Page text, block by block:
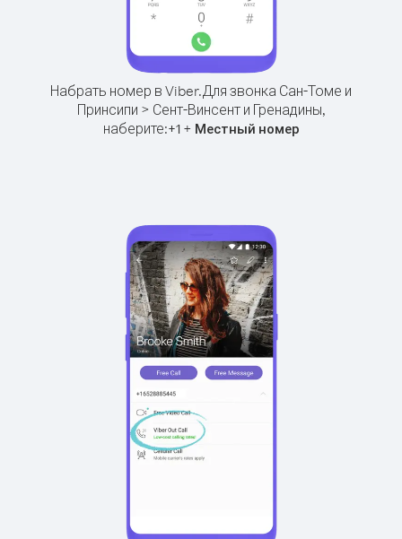
Набрать номер в Viber.Для звонка Сан-Томе и
Принсипи > Сент-Винсент и Гренадины,
наберите:+1+ Местный номер